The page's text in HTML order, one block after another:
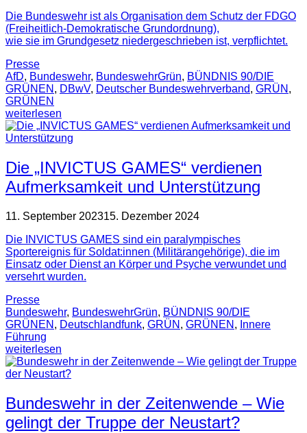
Die Bundeswehr ist als Organisation dem Schutz der FDGO
(Freiheitlich-Demokratische Grundordnung),
wie sie im Grundgesetz niedergeschrieben ist, verpflichtet.
Presse
AfD, Bundeswehr, BundeswehrGrün, BÜNDNIS 90/DIE
GRÜNEN , DBwV, Deutscher Bundeswehrverband, GRÜN ,
GRÜNEN
weiterlesen
Die „INVICTUS GAMES“ verdienen
Aufmerksamkeit und Unterstützung
11. September 202315. Dezember 2024
Die INVICTUS GAMES sind ein paralympisches
Sportereignis für Soldat:innen (Militärangehörige), die im
Einsatz oder Dienst an Körper und Psyche verwundet und
versehrt wurden.
Presse
Bundeswehr, BundeswehrGrün, BÜNDNIS 90/DIE
GRÜNEN , Deutschlandfunk, GRÜN , GRÜNEN , Innere
Führung
weiterlesen
Bundeswehr in der Zeitenwende – Wie
gelingt der Truppe der Neustart?